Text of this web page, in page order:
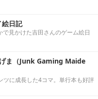
絵日記
見かけた吉田さんのゲーム絵日
げま（Junk Gaming Maide
に成長した4コマ。単行本も好評